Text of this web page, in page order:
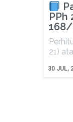
PPh
168/
30 JUL,
21)